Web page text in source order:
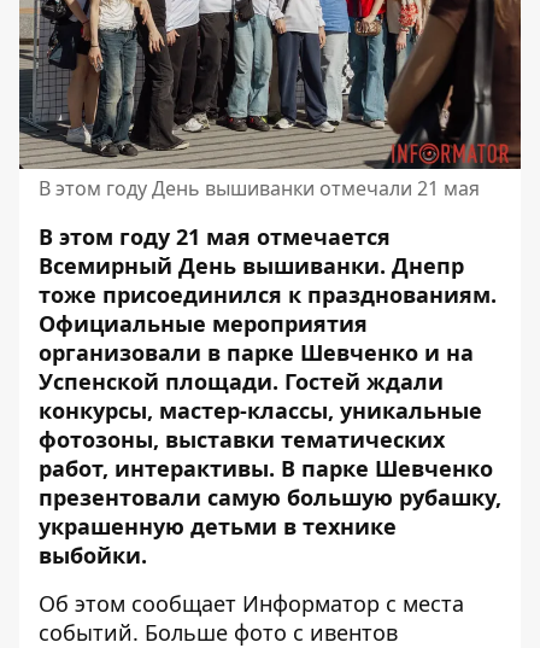
В этом году День вышиванки отмечали 21 мая
В этом году 21 мая отмечается
Всемирный День вышиванки. Днепр
тоже присоединился к празднованиям.
Официальные мероприятия
организовали в парке Шевченко и на
Успенской площади. Гостей ждали
конкурсы, мастер-классы, уникальные
фотозоны, выставки тематических
работ, интерактивы. В парке Шевченко
презентовали самую большую рубашку,
украшенную детьми в технике
выбойки.
Об этом сообщает Информатор с места
событий. Больше фото с ивентов